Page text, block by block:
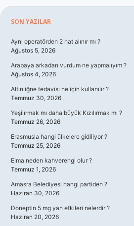
Sidebar
SON YAZILAR
Aynı operatörden 2 hat alınır mı ?
Ağustos 5, 2026
Arabaya arkadan vurdum ne yapmalıyım ?
Ağustos 4, 2026
Altın iğne tedavisi ne için kullanılır ?
Temmuz 30, 2026
Yeşilırmak mı daha büyük Kızılırmak mı ?
Temmuz 26, 2026
Erasmusla hangi ülkelere gidiliyor ?
Temmuz 25, 2026
Elma neden kahverengi olur ?
Temmuz 1, 2026
Amasra Belediyesi hangi partiden ?
Haziran 30, 2026
Doneptin 5 mg yan etkileri nelerdir ?
Haziran 20, 2026